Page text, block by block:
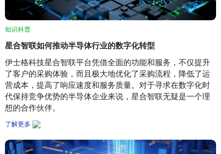
知识科普
星合智联如何推动半导体行业的数字化转型
伊士格科技星合智联平台凭借全面的功能和服务，不仅提升
了客户的采购体验，而且极大地优化了采购流程，降低了运
营成本，提高了响应速度和服务质量。对于寻求在数字化时
代保持竞争优势的半导体企业来说，星合智联无疑是一个理
想的合作伙伴。
了解更多